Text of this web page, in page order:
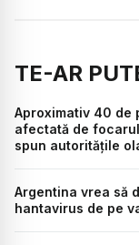
TE-AR
Aproximativ 40 de
afectată de
spun autoritățile
Argentina vrea să
hantavirus de pe